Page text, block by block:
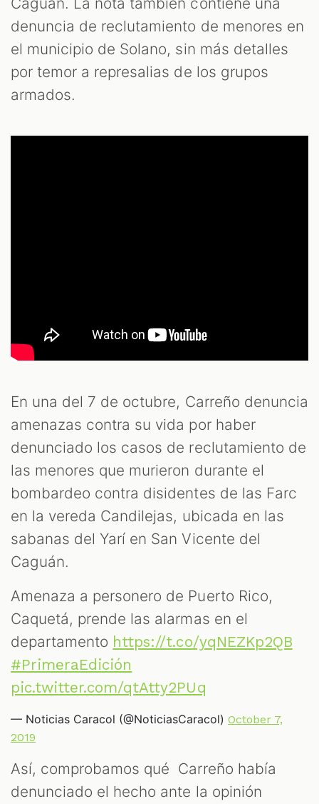
denuncia de reclutamiento de menores en
el municipio de Solano, sin más detalles
por temor a represalias de los grupos
armados.
En una del 7 de octubre, Carreño denuncia
amenazas contra su vida por haber
denunciado los casos de reclutamiento de
las menores que murieron durante el
bombardeo contra disidentes de las Farc
en la vereda Candilejas, ubicada en las
sabanas del Yarí en San Vicente del
Caguán.
Amenaza a personero de Puerto Rico,
Caquetá, prende las alarmas en el
departamento https://t.co/yqNEZKp2QB
#PrimeraEdición
pic.twitter.com/qtAtty2PUq
— Noticias Caracol (@NoticiasCaracol) October 7,
2019
Así, comprobamos qué Carreño había
denunciado el hecho ante la opinión